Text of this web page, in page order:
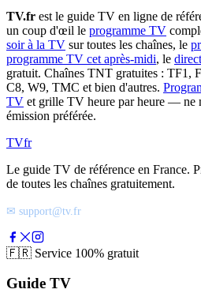
TV.fr est le guide TV en ligne de
un coup d'œil le programme TV
soir à la TV sur toutes les chaînes, le
programme TV cet après-midi, le direct
gratuit. Chaînes TNT gratuites : TF1,
C8, W9, TMC et bien d'autres.
TV et grille TV heure par heure — ne
émission préférée.
TVfr
Le guide TV de référence en France.
de toutes les chaînes gratuitement.
✉ support@tv.fr
🇫🇷 Service 100% gratuit
Guide TV